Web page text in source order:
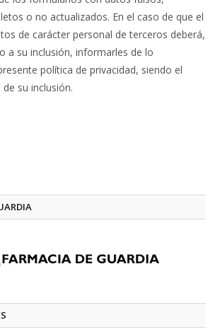
o no actualizados. En el caso de que el
de carácter personal de terceros deberá,
a su inclusión, informarles de lo
política de privacidad, siendo el
su inclusión.